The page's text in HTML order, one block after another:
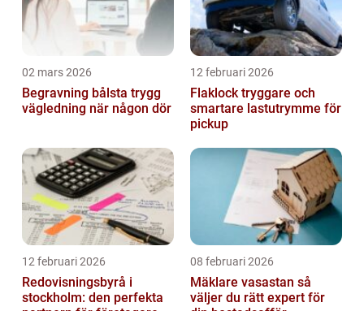
02 mars 2026
Begravning bålsta trygg
vägledning när någon dör
12 februari 2026
Flaklock tryggare och
smartare lastutrymme för
pickup
12 februari 2026
Redovisningsbyrå i
stockholm: den perfekta
08 februari 2026
Mäklare vasastan så
väljer du rätt expert för